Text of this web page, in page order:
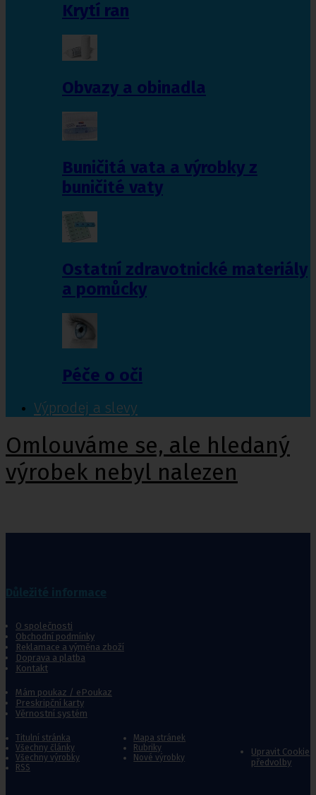
Krytí ran
Obvazy a obinadla
Buničitá vata a výrobky z
buničité vaty
Ostatní zdravotnické materiály
a pomůcky
Péče o oči
Výprodej a slevy
Omlouváme se, ale hledaný
výrobek nebyl nalezen
O společnosti
Obchodní podmínky
Reklamace a výměna zboží
Doprava a platba
Kontakt
Mám poukaz / ePoukaz
Preskripční karty
Věrnostní systém
Titulní stránka
Mapa stránek
Všechny články
Rubriky
Všechny výrobky
Nové výrobky
RSS
Upravit Cookie
předvolby